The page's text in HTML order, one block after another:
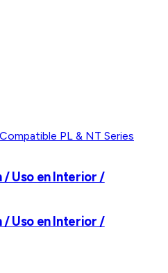
/ Uso en Interior /
/ Uso en Interior /